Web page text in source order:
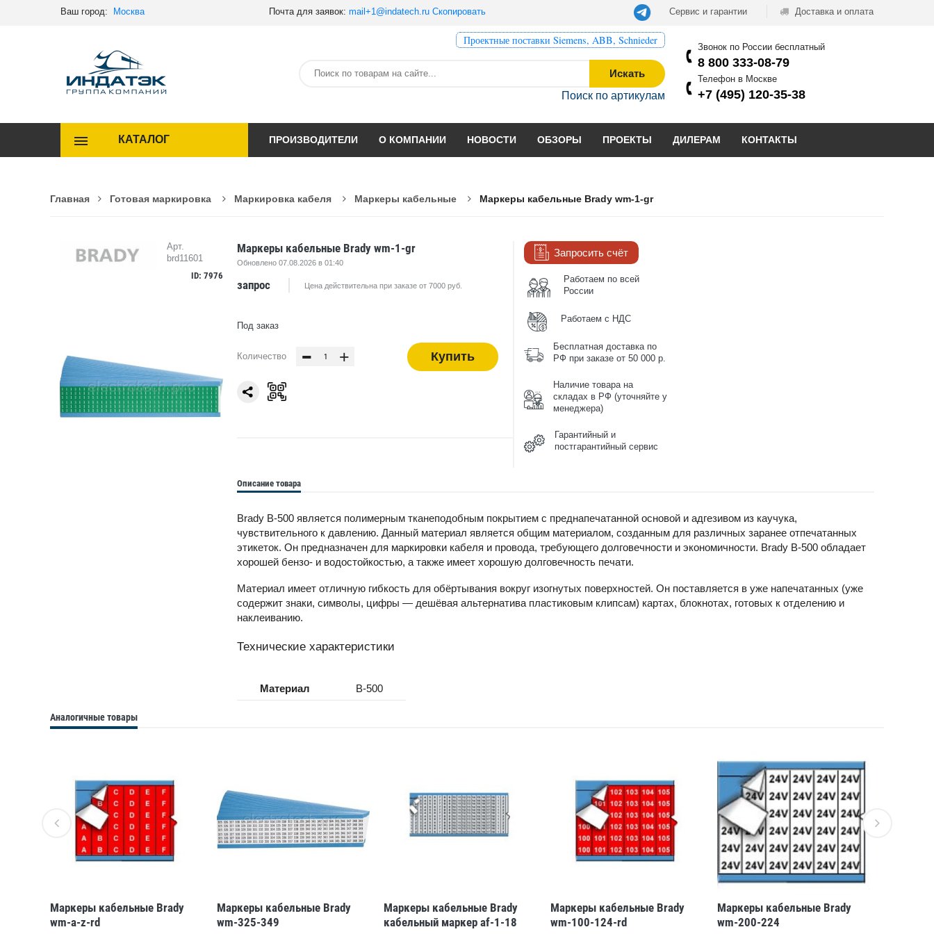
Ваш город: Москва Почта для заявок: mail+1@indatech.ru Скопировать Сервис и гарантии Доставка и оплата
Проектные поставки Siemens, ABB, Schnieder
Искать
Поиск по артикулам
Звонок по России бесплатный
8 800 333-08-79
Телефон в Москве
+7 (495) 120-35-38
КАТАЛОГ ПРОИЗВОДИТЕЛИ О КОМПАНИИ НОВОСТИ ОБЗОРЫ ПРОЕКТЫ ДИЛЕРАМ КОНТАКТЫ
Главная Готовая маркировка Маркировка кабеля Маркеры кабельные Маркеры кабельные Brady wm-1-gr
Арт.
brd11601
ID: 7976
Маркеры кабельные Brady wm-1-gr
Обновлено 07.08.2026 в 01:40
запрос Цена действительна при заказе от 7000 руб.
Под заказ
Количество - + Купить
Запросить счёт
Работаем по всей
России
Работаем с НДС
Бесплатная доставка по
РФ при заказе от 50 000 р.
Наличие товара на
складах в РФ (уточняйте у
менеджера)
Гарантийный и
постгарантийный сервис
Описание товара
Brady B-500 является полимерным тканеподобным покрытием с преднапечатанной основой и адгезивом из каучука,
чувствительного к давлению. Данный материал является общим материалом, созданным для различных заранее отпечатанных
этикеток. Он предназначен для маркировки кабеля и провода, требующего долговечности и экономичности. Brady B-500 обладает
хорошей бензо- и водостойкостью, а также имеет хорошую долговечность печати.
Материал имеет отличную гибкость для обёртывания вокруг изогнутых поверхностей. Он поставляется в уже напечатанных (уже
содержит знаки, символы, цифры — дешёвая альтернатива пластиковым клипсам) картах, блокнотах, готовых к отделению и
наклеиванию.
Технические характеристики
Материал B-500
Аналогичные товары
Маркеры кабельные Brady
wm-a-z-rd
Маркеры кабельные Brady
wm-325-349
Маркеры кабельные Brady
кабельный маркер af-1-18
Маркеры кабельные Brady
wm-100-124-rd
Маркеры кабельные Brady
wm-200-224